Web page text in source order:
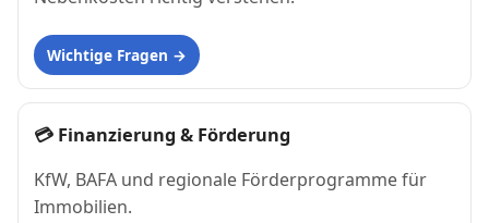
Wichtige Fragen
💳 Finanzierung & Förderung
KfW, BAFA und regionale Förderprogramme für
Immobilien.